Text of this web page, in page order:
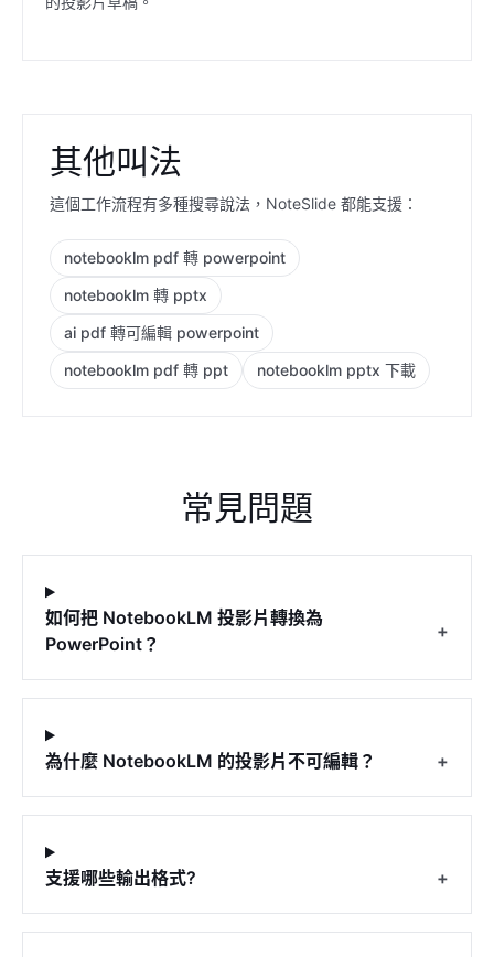
其他叫法
這個工作流程有多種搜尋說法，NoteSlide 都能支援：
notebooklm pdf 轉 powerpoint
notebooklm 轉 pptx
ai pdf 轉可編輯 powerpoint
notebooklm pdf 轉 ppt
notebooklm pptx 下載
常見問題
如何把 NotebookLM 投影片轉換為
PowerPoint？
+
為什麼 NotebookLM 的投影片不可編輯？ +
支援哪些輸出格式? +